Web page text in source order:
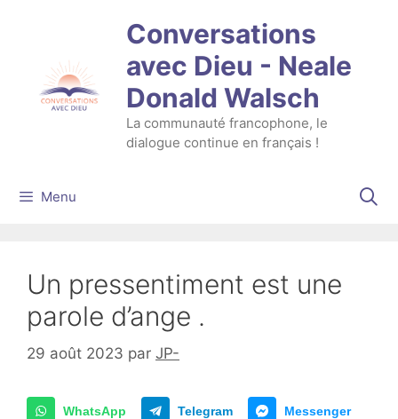
Conversations
avec Dieu - Neale
Donald Walsch
La communauté francophone, le
dialogue continue en français !
Menu
Un pressentiment est une
parole d’ange .
29 août 2023 par JP-
WhatsApp Telegram Messenger